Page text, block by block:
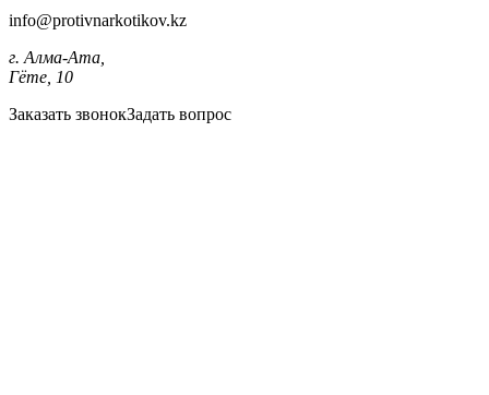
info@protivnarkotikov.kz
г. Алма-Ата,
Гёте, 10
Заказать звонокЗадать вопрос